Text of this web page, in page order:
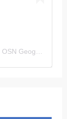
A post shared by Agnas Setiawan | Coach OSN Geografi (@gurugeografi)